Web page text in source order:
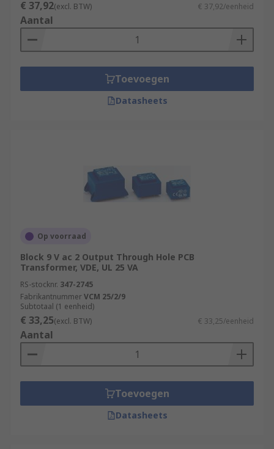
€ 37,92(excl. BTW) € 37,92/eenheid
Aantal
Toevoegen
Datasheets
Op voorraad
Block 9 V ac 2 Output Through Hole PCB
Transformer, VDE, UL 25 VA
RS-stocknr. 347-2745
FabrikantnummerVCM 25/2/9
Subtotaal (1 eenheid)
€ 33,25(excl. BTW) € 33,25/eenheid
Aantal
Toevoegen
Datasheets